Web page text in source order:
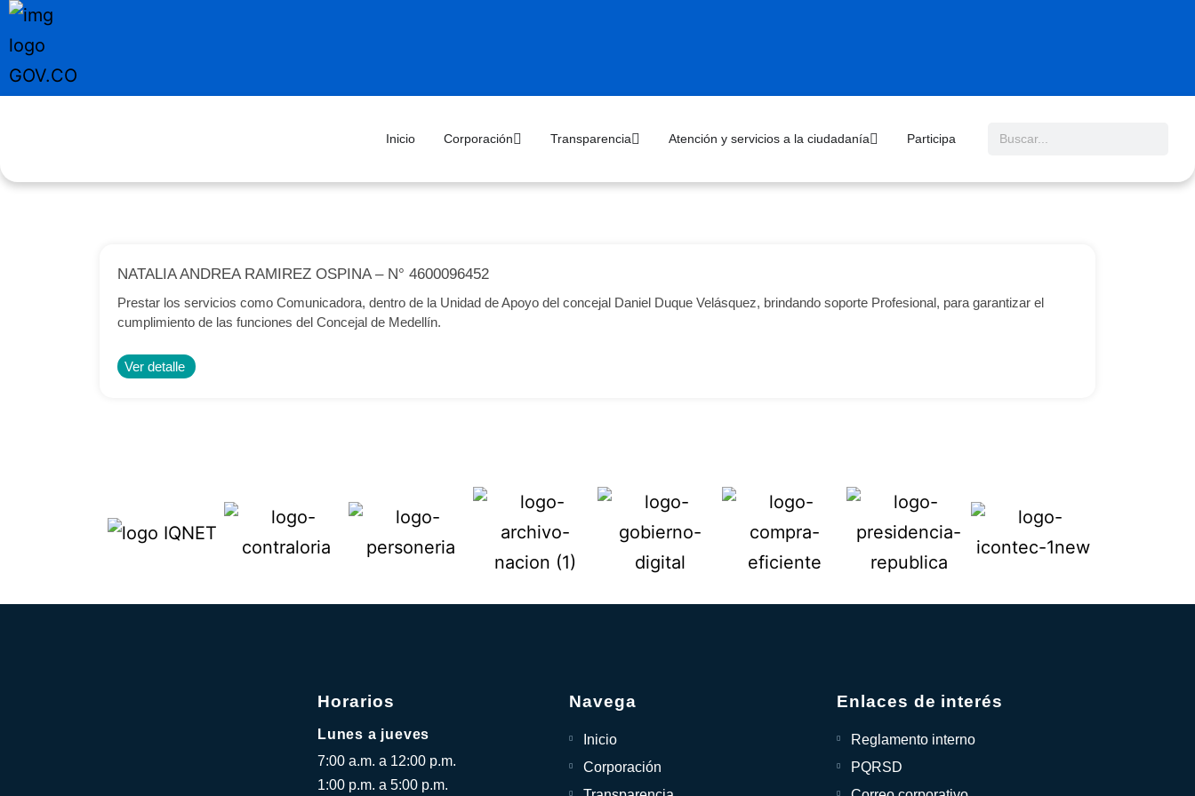
Inicio Corporación Transparencia Atención y servicios a la ciudadanía Participa
NATALIA ANDREA RAMIREZ OSPINA – N° 4600096452
Prestar los servicios como Comunicadora, dentro de la Unidad de Apoyo del concejal Daniel Duque Velásquez, brindando soporte Profesional, para garantizar el
cumplimiento de las funciones del Concejal de Medellín.
Ver detalle
Horarios
Lunes a jueves
7:00 a.m. a 12:00 p.m.
1:00 p.m. a 5:00 p.m.
Navega
Inicio
Corporación
Enlaces de interés
Reglamento interno
PQRSD